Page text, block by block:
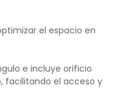
el espacio en
e incluye orificio
facilitando el acceso y